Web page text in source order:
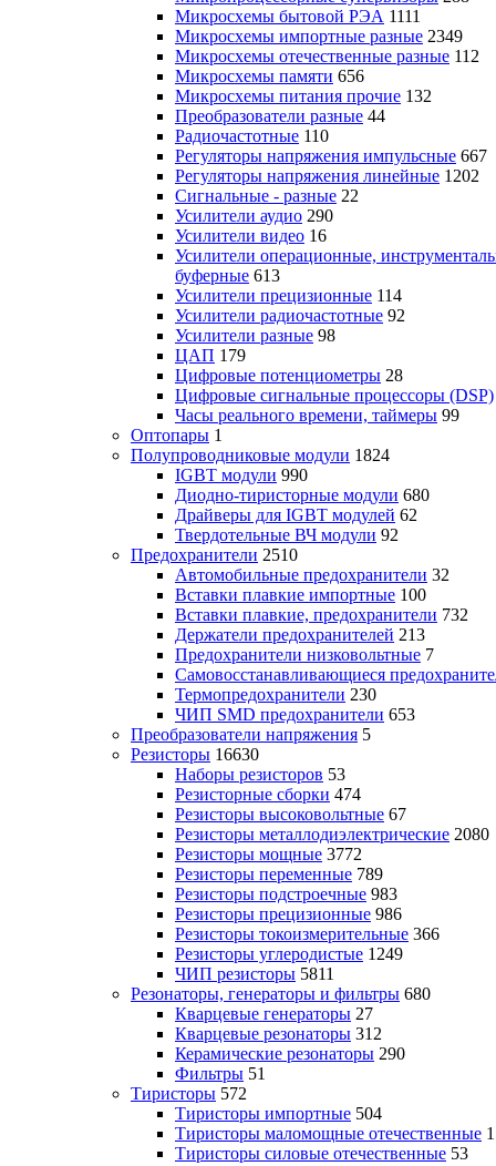
Микросхемы бытовой РЭА 1111
Микросхемы импортные разные 2349
Микросхемы отечественные разные 112
Микросхемы памяти 656
Микросхемы питания прочие 132
Преобразователи разные 44
Радиочастотные 110
Регуляторы напряжения импульсные 667
Регуляторы напряжения линейные 1202
Сигнальные - разные 22
Усилители аудио 290
Усилители видео 16
Усилители операционные,
буферные 613
Усилители прецизионные 114
Усилители радиочастотные 92
Усилители разные 98
ЦАП 179
Цифровые потенциометры 28
Цифровые сигнальные процессоры (DSP)
Часы реального времени, таймеры 99
Оптопары 1
Полупроводниковые модули 1824
IGBT модули 990
Диодно-тиристорные модули 680
Драйверы для IGBT модулей 62
Твердотельные ВЧ модули 92
Предохранители 2510
Автомобильные предохранители 32
Вставки плавкие импортные 100
Вставки плавкие, предохранители 732
Держатели предохранителей 213
Предохранители низковольтные 7
Самовосстанавливающиеся
Термопредохранители 230
ЧИП SMD предохранители 653
Преобразователи напряжения 5
Резисторы 16630
Наборы резисторов 53
Резисторные сборки 474
Резисторы высоковольтные 67
Резисторы металлодиэлектрические 2080
Резисторы мощные 3772
Резисторы переменные 789
Резисторы подстроечные 983
Резисторы прецизионные 986
Резисторы токоизмерительные 366
Резисторы углеродистые 1249
ЧИП резисторы 5811
Резонаторы, генераторы и фильтры 680
Кварцевые генераторы 27
Кварцевые резонаторы 312
Керамические резонаторы 290
Фильтры 51
Тиристоры 572
Тиристоры импортные 504
Тиристоры маломощные отечественные
Тиристоры силовые отечественные 53